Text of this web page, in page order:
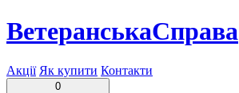
ВетеранськаСправа
Акції Як купити Контакти
0